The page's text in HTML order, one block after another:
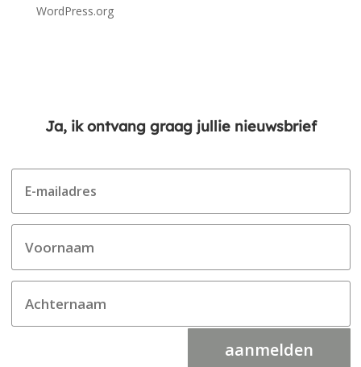
WordPress.org
Ja, ik ontvang graag jullie nieuwsbrief
aanmelden